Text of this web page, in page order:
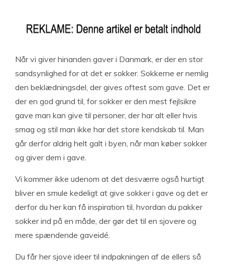
Når vi giver hinanden gaver i Danmark, er der en stor
sandsynlighed for at det er sokker. Sokkerne er nemlig
den beklædningsdel, der gives oftest som gave. Det er
der en god grund til, for sokker er den mest fejlsikre
gave man kan give til personer, der har alt eller hvis
smag og stil man ikke har det store kendskab til. Man
går derfor aldrig helt galt i byen, når man køber sokker
og giver dem i gave.
Vi kommer ikke udenom at det desværre også hurtigt
bliver en smule kedeligt at give sokker i gave og det er
derfor du her kan få inspiration til, hvordan du pakker
sokker ind på en måde, der gør det til en sjovere og
mere spændende gaveidé.
Du får her sjove ideer til indpakningen af de ellers så